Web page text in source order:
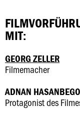
MIT:
GEORG ZELLER
Filmemacher
ADNAN
Protagonist des